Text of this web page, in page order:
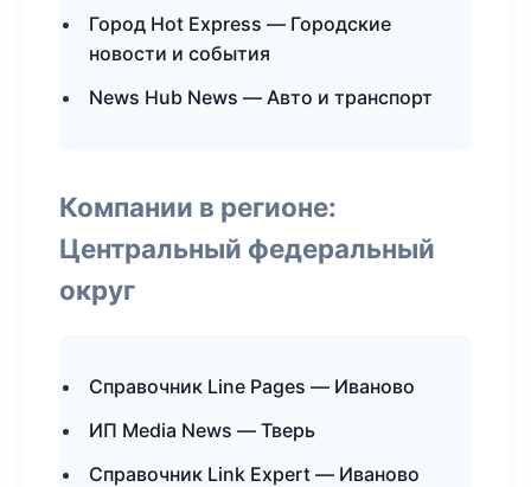
Город Hot Express — Городские
новости и события
News Hub News — Авто и транспорт
Компании в регионе:
Центральный федеральный
округ
Справочник Line Pages — Иваново
ИП Media News — Тверь
Справочник Link Expert — Иваново